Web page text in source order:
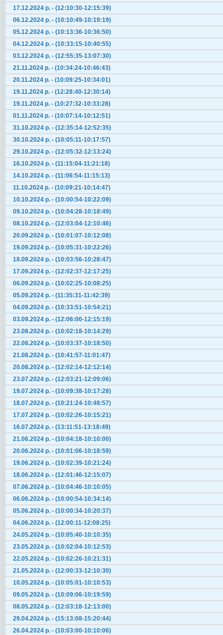
17.12.2024 р. - (12:10:30-12:15:39)
06.12.2024 р. - (10:10:49-10:19:19)
05.12.2024 р. - (10:13:36-10:36:50)
04.12.2024 р. - (10:33:15-10:40:55)
03.12.2024 р. - (12:55:35-13:07:30)
21.11.2024 р. - (10:34:24-10:46:43)
20.11.2024 р. - (10:09:25-10:34:01)
19.11.2024 р. - (12:28:40-12:30:14)
19.11.2024 р. - (10:27:32-10:33:28)
01.11.2024 р. - (10:07:14-10:12:51)
31.10.2024 р. - (12:35:14-12:52:35)
30.10.2024 р. - (10:05:11-10:17:57)
29.10.2024 р. - (12:05:32-12:13:24)
16.10.2024 р. - (11:15:04-11:21:18)
14.10.2024 р. - (11:06:54-11:15:13)
11.10.2024 р. - (10:09:21-10:14:47)
10.10.2024 р. - (10:00:54-10:22:09)
09.10.2024 р. - (10:04:28-10:18:49)
08.10.2024 р. - (12:03:04-12:10:46)
20.09.2024 р. - (10:01:07-10:12:08)
19.09.2024 р. - (10:05:31-10:22:26)
18.09.2024 р. - (10:03:56-10:28:47)
17.09.2024 р. - (12:02:37-12:17:25)
06.09.2024 р. - (10:02:25-10:08:25)
05.09.2024 р. - (11:35:31-11:42:39)
04.09.2024 р. - (10:33:51-10:54:21)
03.09.2024 р. - (12:06:00-12:15:19)
23.08.2024 р. - (10:02:18-10:14:29)
22.08.2024 р. - (10:03:37-10:18:50)
21.08.2024 р. - (10:41:57-11:01:47)
20.08.2024 р. - (12:02:14-12:12:14)
23.07.2024 р. - (12:03:21-12:09:06)
19.07.2024 р. - (10:09:38-10:17:28)
18.07.2024 р. - (10:21:24-10:48:57)
17.07.2024 р. - (10:02:26-10:15:21)
16.07.2024 р. - (13:11:51-13:18:49)
21.06.2024 р. - (10:04:18-10:10:00)
20.06.2024 р. - (10:01:06-10:18:59)
19.06.2024 р. - (10:02:39-10:21:24)
18.06.2024 р. - (12:01:46-12:15:07)
07.06.2024 р. - (10:04:46-10:10:05)
06.06.2024 р. - (10:00:54-10:34:14)
05.06.2024 р. - (10:00:34-10:20:37)
04.06.2024 р. - (12:00:11-12:08:25)
24.05.2024 р. - (10:05:40-10:10:35)
23.05.2024 р. - (10:02:04-10:12:53)
22.05.2024 р. - (10:02:26-10:21:31)
21.05.2024 р. - (12:00:33-12:10:30)
10.05.2024 р. - (10:05:01-10:10:53)
09.05.2024 р. - (10:09:06-10:19:59)
08.05.2024 р. - (12:03:18-12:13:00)
29.04.2024 р. - (15:13:08-15:20:44)
26.04.2024 р. - (10:03:00-10:10:06)